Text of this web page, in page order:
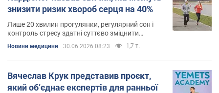
знизити ризик хвороб серця на 40%
Лише 20 хвилин прогулянки, регулярний сон і
контроль стресу здатні суттєво зміцнити
Новини медицини 30.06.2026 08:23 1,7 т.
Вячеслав Крук представив проєкт,
який об’єднає експертів для ранньої